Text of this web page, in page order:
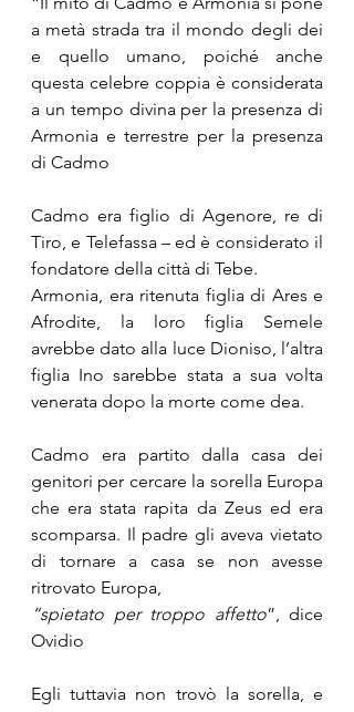
a metà strada tra il mondo degli dei
e quello umano, poiché anche
questa celebre coppia è considerata
a un tempo divina per la presenza di
Armonia e terrestre per la presenza
di Cadmo
Cadmo era figlio di Agenore, re di
Tiro, e Telefassa – ed è considerato il
fondatore della città di Tebe.
Armonia, era ritenuta figlia di Ares e
Afrodite, la loro figlia Semele
avrebbe dato alla luce Dioniso, l’altra
figlia Ino sarebbe stata a sua volta
venerata dopo la morte come dea.
Cadmo era partito dalla casa dei
genitori per cercare la sorella Europa
che era stata rapita da Zeus ed era
scomparsa. Il padre gli aveva vietato
di tornare a casa se non avesse
ritrovato Europa,
“spietato per troppo affetto”, dice
Ovidio
Egli tuttavia non trovò la sorella, e